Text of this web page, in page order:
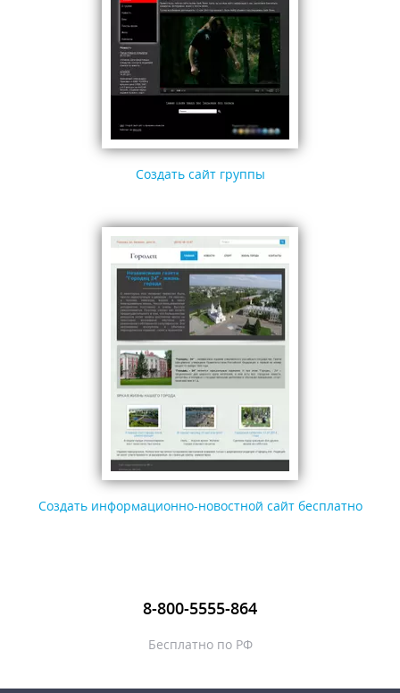
Создать сайт группы
Создать информационно-новостной сайт бесплатно
8-800-5555-864
Бесплатно по РФ